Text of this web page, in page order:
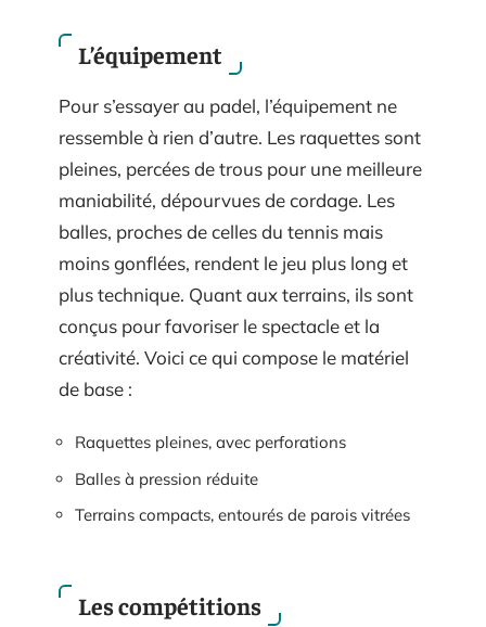
L’équipement
Pour s’essayer au padel, l’équipement ne
ressemble à rien d’autre. Les raquettes sont
pleines, percées de trous pour une meilleure
maniabilité, dépourvues de cordage. Les
balles, proches de celles du tennis mais
moins gonflées, rendent le jeu plus long et
plus technique. Quant aux terrains, ils sont
conçus pour favoriser le spectacle et la
créativité. Voici ce qui compose le matériel
de base :
Raquettes pleines, avec perforations
Balles à pression réduite
Terrains compacts, entourés de parois vitrées
Les compétitions